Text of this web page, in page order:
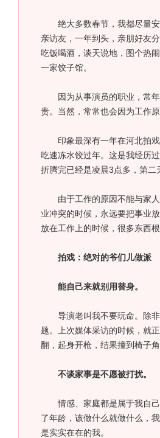
绝大多数春节，我都尽量安
亲访友，一年到头，亲朋好友
吃饭喝酒，谈天说地，图个热
一家饺子馆。
因为从事演员的职业，常年
贵。当然，常常也会因为工作
印象最深有一年在河北拍戏
吃速冻水饺过年。这是我经历
折腾完已经是凌晨3点多，第二
由于工作的原因不能与家人
业冲突的时候，永远要把事业
放在工作上的时候，很多东西根
拍戏：绝对的爷们儿做派
能自己来就别用替身。
导演老叫我不要玩命。除非
题。上次媒体采访的时候，就
翻，起身开枪，结果撞到椅子角
不谈家事是不愿被打扰。
情感、家庭都是属于我自己
了年龄，该做什么就做什么，
是实实在在的我。